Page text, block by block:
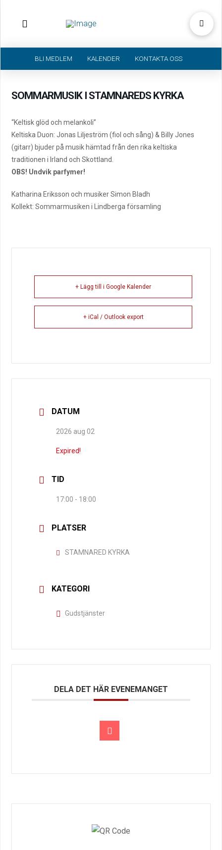
BLI MEDLEM KALENDER KONTAKTA OSS
SOMMARMUSIK I STAMNAREDS KYRKA
“Keltisk glöd och melankoli”
Keltiska Duon: Jonas Liljeström (fiol och sång) & Billy Jones
(gitarr) bjuder på musik hämtad från den rika keltiska
traditionen i Irland och Skottland.
OBS! Undvik parfymer!
Katharina Eriksson och musiker Simon Bladh
Kollekt: Sommarmusiken i Lindberga församling
+ Lägg till i Google Kalender
+ iCal / Outlook export
DATUM
2026 aug 02
Expired!
TID
17:00 - 18:00
PLATSER
STAMNARED KYRKA
KATEGORI
Gudstjänster
DELA DET HÄR EVENEMANGET